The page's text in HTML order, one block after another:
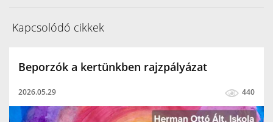
Kapcsolódó cikkek
Beporzók a kertünkben rajzpályázat
2026.05.29 440